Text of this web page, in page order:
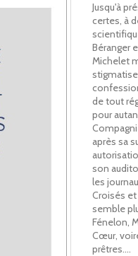
Jusqu'à
certes, à
Béranger
Michelet
de tout
pour
après sa
son
les
Croisés
semble
Fénelon,
Cœur,
prêtres....